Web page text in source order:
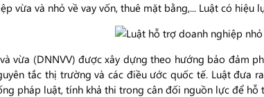
vừa và nhỏ về vay vốn, thuê mặt bằng,... Luật có hiệu
vừa (DNNVV) được xây dựng theo hướng bảo đảm
tắc thị trường và các điều ước quốc tế. Luật đưa
pháp luật, tính khả thi trong cân đối nguồn lực để hỗ